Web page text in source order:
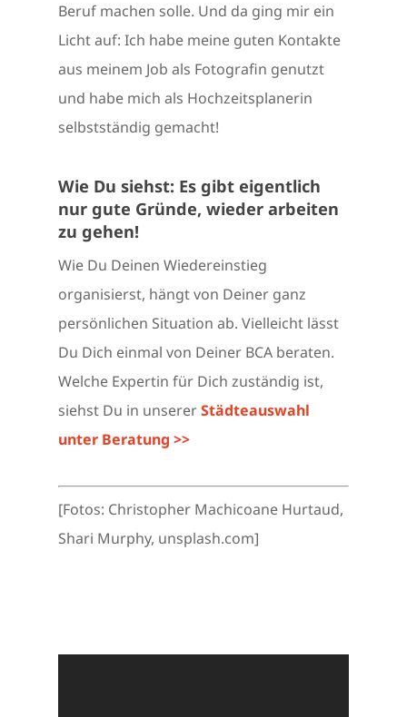
Beruf machen solle. Und da ging mir ein
Licht auf: Ich habe meine guten Kontakte
aus meinem Job als Fotografin genutzt
und habe mich als Hochzeitsplanerin
selbstständig gemacht!
Wie Du siehst: Es gibt eigentlich
nur gute Gründe, wieder arbeiten
zu gehen!
Wie Du Deinen Wiedereinstieg
organisierst, hängt von Deiner ganz
persönlichen Situation ab. Vielleicht lässt
Du Dich einmal von Deiner BCA beraten.
Welche Expertin für Dich zuständig ist,
siehst Du in unsererStädteauswahl
unter Beratung >>
[Fotos: Christopher Machicoane Hurtaud,
Shari Murphy, unsplash.com]